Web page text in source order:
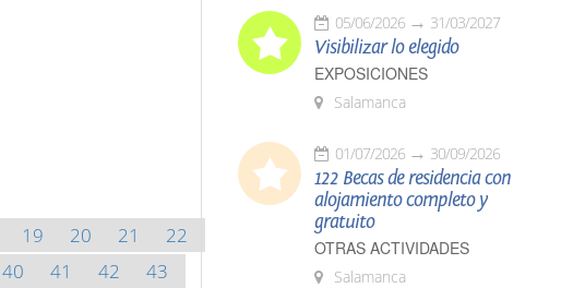
19 20 21
22
40 41 42
43
05/06/2026 31/03/2027
Visibilizar lo elegido
EXPOSICIONES
Salamanca
01/07/2026 30/09/2026
122 Becas de residencia con
alojamiento completo y
gratuito
OTRAS ACTIVIDADES
Salamanca